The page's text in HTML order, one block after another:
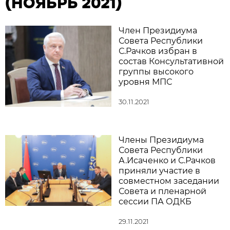
Член Президиума
Совета Республики
С.Рачков избран в
состав Консультативной
группы высокого
уровня МПС
30.11.2021
Члены Президиума
Совета Республики
А.Исаченко и С.Рачков
приняли участие в
совместном заседании
Совета и пленарной
сессии ПА ОДКБ
29.11.2021